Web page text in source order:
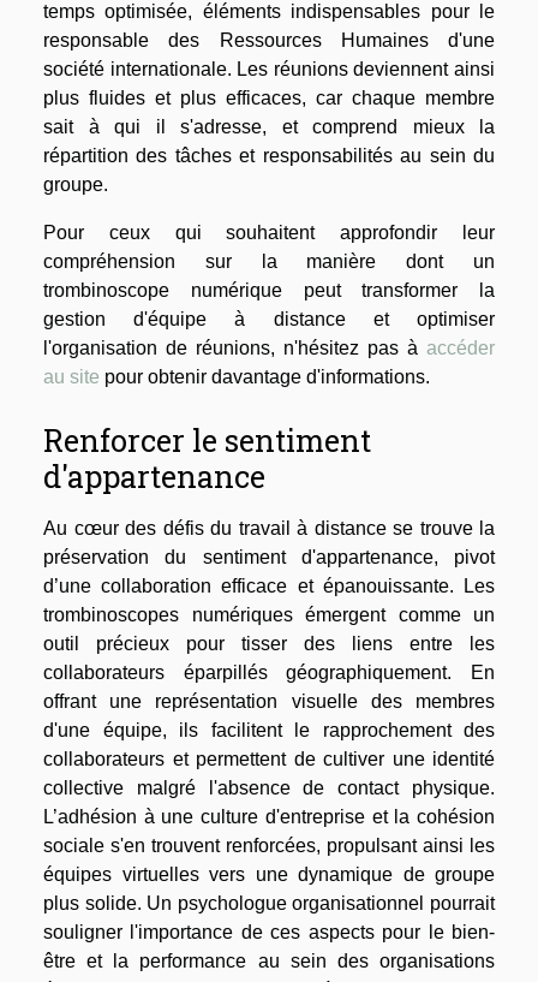
temps optimisée, éléments indispensables pour le
responsable des Ressources Humaines d'une
société internationale. Les réunions deviennent ainsi
plus fluides et plus efficaces, car chaque membre
sait à qui il s'adresse, et comprend mieux la
répartition des tâches et responsabilités au sein du
groupe.
Pour ceux qui souhaitent approfondir leur
compréhension sur la manière dont un
trombinoscope numérique peut transformer la
gestion d'équipe à distance et optimiser
l'organisation de réunions, n'hésitez pas à accéder
au site pour obtenir davantage d'informations.
Renforcer le sentiment
d'appartenance
Au cœur des défis du travail à distance se trouve la
préservation du sentiment d'appartenance, pivot
d’une collaboration efficace et épanouissante. Les
trombinoscopes numériques émergent comme un
outil précieux pour tisser des liens entre les
collaborateurs éparpillés géographiquement. En
offrant une représentation visuelle des membres
d'une équipe, ils facilitent le rapprochement des
collaborateurs et permettent de cultiver une identité
collective malgré l'absence de contact physique.
L’adhésion à une culture d'entreprise et la cohésion
sociale s'en trouvent renforcées, propulsant ainsi les
équipes virtuelles vers une dynamique de groupe
plus solide. Un psychologue organisationnel pourrait
souligner l'importance de ces aspects pour le bien-
être et la performance au sein des organisations